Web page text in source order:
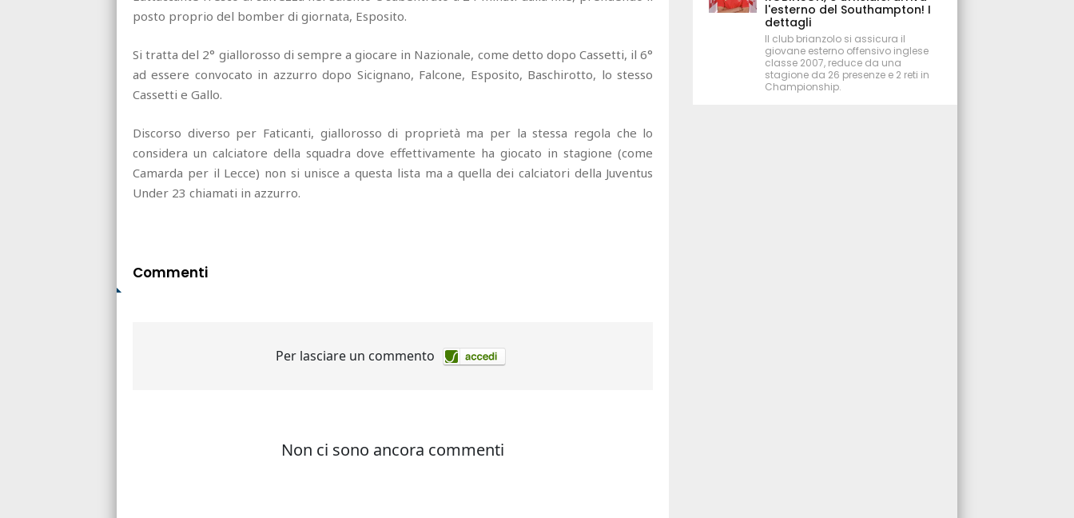
posto proprio del bomber di giornata, Esposito.
Si tratta del 2° giallorosso di sempre a giocare in Nazionale, come detto dopo Cassetti, il 6°
ad essere convocato in azzurro dopo Sicignano, Falcone, Esposito, Baschirotto, lo stesso
Cassetti e Gallo.
Discorso diverso per Faticanti, giallorosso di proprietà ma per la stessa regola che lo
considera un calciatore della squadra dove effettivamente ha giocato in stagione (come
Camarda per il Lecce) non si unisce a questa lista ma a quella dei calciatori della Juventus
Under 23 chiamati in azzurro.
Commenti
l'esterno del Southampton! I
dettagli
Il club brianzolo si assicura il
giovane esterno offensivo inglese
classe 2007, reduce da una
stagione da 26 presenze e 2 reti in
Championship.